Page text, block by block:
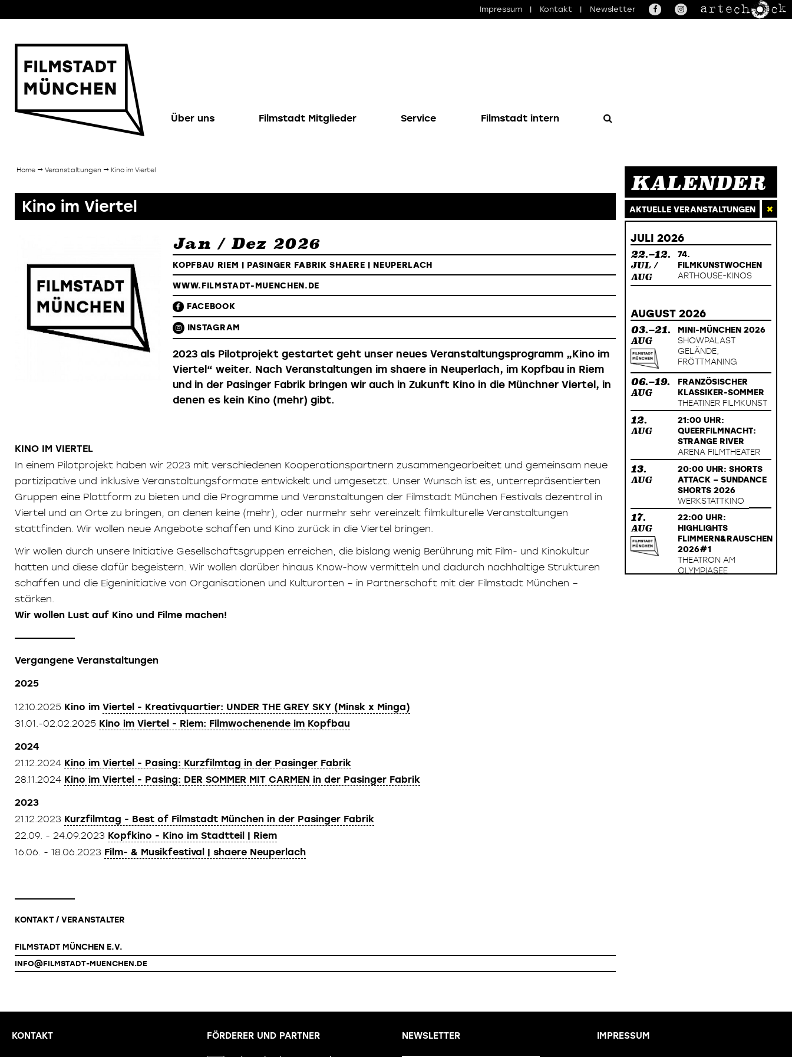
Impressum | Kontakt | Newsletter
Über uns Filmstadt Mitglieder Service Filmstadt intern
Home → Veranstaltungen → Kino im Viertel
Kino im Viertel
Jan / Dez 2026
KOPFBAU RIEM | PASINGER FABRIK SHAERE | NEUPERLACH
WWW.FILMSTADT-MUENCHEN.DE
FACEBOOK
INSTAGRAM
2023 als Pilotprojekt gestartet geht unser neues Veranstaltungsprogramm „Kino im
Viertel“ weiter. Nach Veranstaltungen im shaere in Neuperlach, im Kopfbau in Riem
und in der Pasinger Fabrik bringen wir auch in Zukunft Kino in die Münchner Viertel, in
denen es kein Kino (mehr) gibt.
KINO IM VIERTEL
In einem Pilotprojekt haben wir 2023 mit verschiedenen Kooperationspartnern zusammengearbeitet und gemeinsam neue
partizipative und inklusive Veranstaltungsformate entwickelt und umgesetzt. Unser Wunsch ist es, unterrepräsentierten
Gruppen eine Plattform zu bieten und die Programme und Veranstaltungen der Filmstadt München Festivals dezentral in
Viertel und an Orte zu bringen, an denen keine (mehr), oder nurmehr sehr vereinzelt filmkulturelle Veranstaltungen
stattfinden. Wir wollen neue Angebote schaffen und Kino zurück in die Viertel bringen.
Wir wollen durch unsere Initiative Gesellschaftsgruppen erreichen, die bislang wenig Berührung mit Film- und Kinokultur
hatten und diese dafür begeistern. Wir wollen darüber hinaus Know-how vermitteln und dadurch nachhaltige Strukturen
schaffen und die Eigeninitiative von Organisationen und Kulturorten – in Partnerschaft mit der Filmstadt München –
stärken.
Wir wollen Lust auf Kino und Filme machen!
Vergangene Veranstaltungen
2025
12.10.2025 Kino im Viertel - Kreativquartier: UNDER THE GREY SKY (Minsk x Minga)
31.01.-02.02.2025 Kino im Viertel - Riem: Filmwochenende im Kopfbau
2024
21.12.2024 Kino im Viertel - Pasing: Kurzfilmtag in der Pasinger Fabrik
28.11.2024 Kino im Viertel - Pasing: DER SOMMER MIT CARMEN in der Pasinger Fabrik
2023
21.12.2023 Kurzfilmtag - Best of Filmstadt München in der Pasinger Fabrik
22.09. - 24.09.2023 Kopfkino - Kino im Stadtteil | Riem
16.06. - 18.06.2023 Film- & Musikfestival | shaere Neuperlach
KONTAKT / VERANSTALTER
FILMSTADT MÜNCHEN E.V.
INFO@FILMSTADT-MUENCHEN.DE
KALENDER
AKTUELLE VERANSTALTUNGEN
JULI 2026
22.–12.
JUL /
AUG
74.
FILMKUNSTWOCHEN
ARTHOUSE-KINOS
AUGUST 2026
03.–21.
AUG
MINI-MÜNCHEN 2026
SHOWPALAST
GELÄNDE,
FRÖTTMANING
06.–19.
AUG
FRANZÖSISCHER
KLASSIKER-SOMMER
THEATINER FILMKUNST
12.
AUG
21:00 UHR:
QUEERFILMNACHT:
STRANGE RIVER
ARENA FILMTHEATER
13.
AUG
20:00 UHR: SHORTS
ATTACK – SUNDANCE
SHORTS 2026
WERKSTATTKINO
17.
AUG
22:00 UHR:
HIGHLIGHTS
FLIMMERN&RAUSCHEN
2026#1
THEATRON AM
OLYMPIASEE
KONTAKT FÖRDERER UND PARTNER NEWSLETTER IMPRESSUM